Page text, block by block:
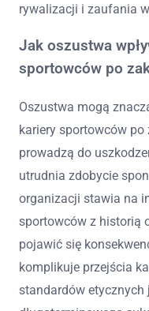
rywalizacji i zaufania
Jak oszustwa
sportowców po
Oszustwa mogą
kariery sportowców po
prowadzą do
utrudnia zdobycie
organizacji stawia na
sportowców z historią
pojawić się
komplikuje przejścia
standardów etycznych